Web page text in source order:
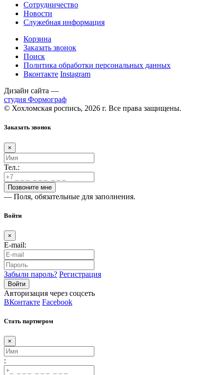
Сотрудничество
Новости
Служебная информация
Корзина
Заказать звонок
Поиск
Политика обработки персональных данных
Вконтакте Instagram
Дизайн сайта —
студия Формограф
© Хохломская роспись, 2026 г. Все права защищены.
Заказать звонок
×
Тел.:
— Поля, обязательные для заполнения.
Войти
×
E-mail:
Забыли пароль? Регистрация
Авторизация через соцсеть
ВКонтакте Facebook
Стать партнером
×
: